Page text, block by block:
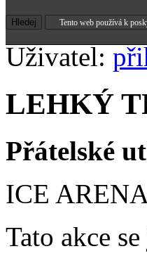
Uživatel:
LEHKÝ
Přátelské
ICE
Tato akce
Tento web používá k